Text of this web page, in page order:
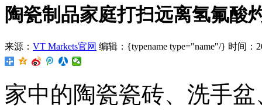
陶瓷制品家庭打扫远离氢氟酸
来源： VT Markets官网 编辑：{typename type="name"/} 时间：
家中的陶瓷瓷砖、洗手